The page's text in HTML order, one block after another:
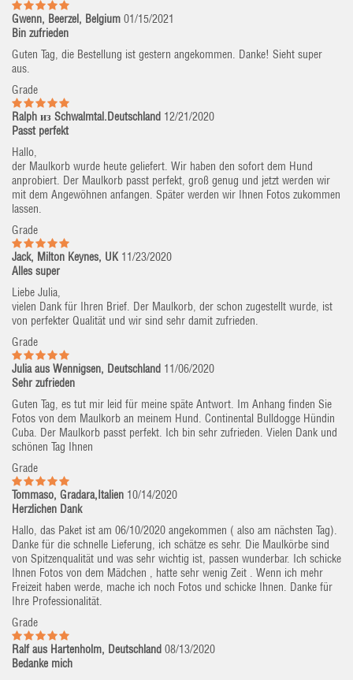
Gwenn, Beerzel, Belgium 01/15/2021
Bin zufrieden
Guten Tag, die Bestellung ist gestern angekommen. Danke! Sieht super
aus.
Grade
Ralph из Schwalmtal.Deutschland 12/21/2020
Passt perfekt
Hallo,
der Maulkorb wurde heute geliefert. Wir haben den sofort dem Hund
anprobiert. Der Maulkorb passt perfekt, groß genug und jetzt werden wir
mit dem Angewöhnen anfangen. Später werden wir Ihnen Fotos zukommen
lassen.
Grade
Jack, Milton Keynes, UK 11/23/2020
Alles super
Liebe Julia,
vielen Dank für Ihren Brief. Der Maulkorb, der schon zugestellt wurde, ist
von perfekter Qualität und wir sind sehr damit zufrieden.
Grade
Julia aus Wennigsen, Deutschland 11/06/2020
Sehr zufrieden
Guten Tag, es tut mir leid für meine späte Antwort. Im Anhang finden Sie
Fotos von dem Maulkorb an meinem Hund. Continental Bulldogge Hündin
Cuba. Der Maulkorb passt perfekt. Ich bin sehr zufrieden. Vielen Dank und
schönen Tag Ihnen
Grade
Tommaso, Gradara,Italien 10/14/2020
Herzlichen Dank
Hallo, das Paket ist am 06/10/2020 angekommen ( also am nächsten Tag).
Danke für die schnelle Lieferung, ich schätze es sehr. Die Maulkörbe sind
von Spitzenqualität und was sehr wichtig ist, passen wunderbar. Ich schicke
Ihnen Fotos von dem Mädchen , hatte sehr wenig Zeit . Wenn ich mehr
Freizeit haben werde, mache ich noch Fotos und schicke Ihnen. Danke für
Ihre Professionalität.
Grade
Ralf aus Hartenholm, Deutschland 08/13/2020
Bedanke mich